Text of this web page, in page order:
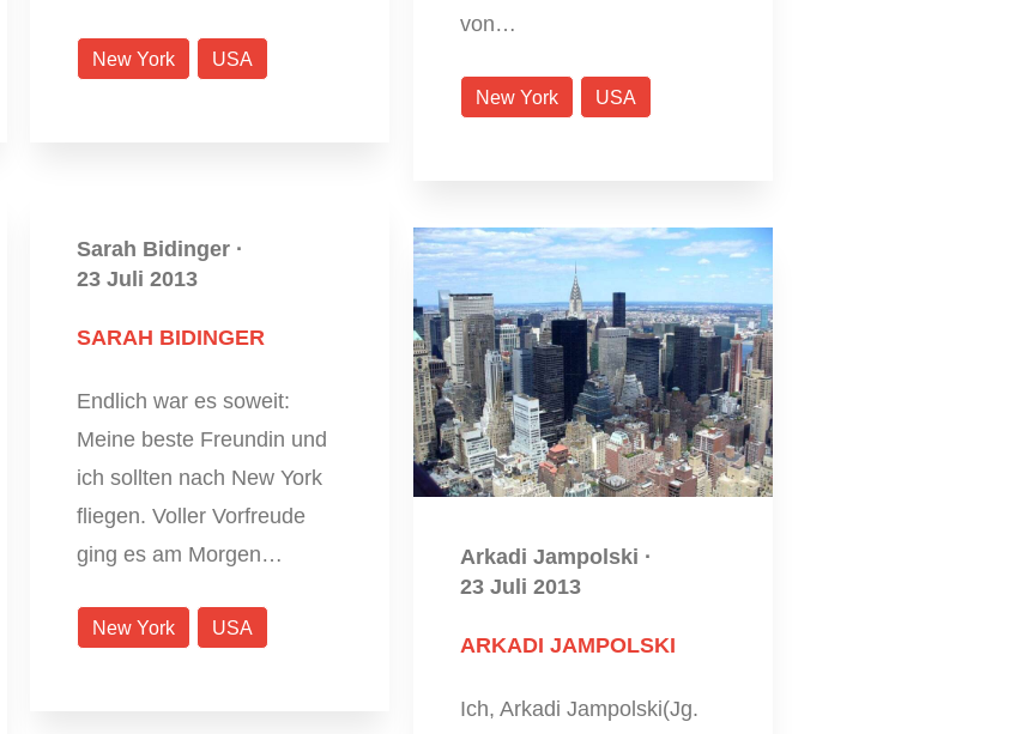
New York USA
von…
New York USA
Sarah Bidinger ·
23 Juli 2013
SARAH BIDINGER
Endlich war es soweit:
Meine beste Freundin und
ich sollten nach New York
fliegen. Voller Vorfreude
ging es am Morgen…
New York USA
Arkadi Jampolski ·
23 Juli 2013
ARKADI JAMPOLSKI
Ich, Arkadi Jampolski(Jg.